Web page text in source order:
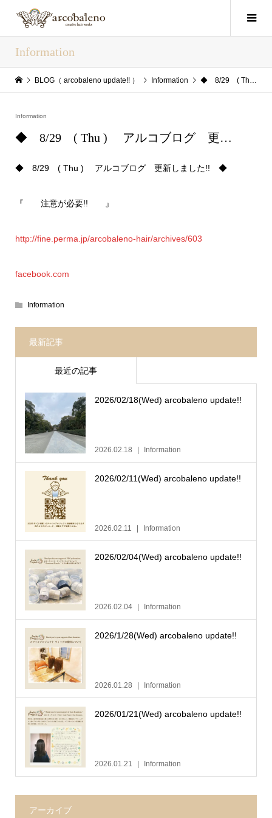
Information
BLOG（ arcobaleno update!! ） Information ◆ 8/29 ( Thu ) アルコブログ 更…
Information
◆ 8/29 ( Thu ) アルコブログ 更…
◆ 8/29 ( Thu ) アルコブログ 更新しました!! ◆
『 注意が必要!! 』
http://fine.perma.jp/arcobaleno-hair/archives/603
facebook.com
Information
最新記事
最近の記事
2026/02/18(Wed) arcobaleno update!!
2026.02.18 Information
2026/02/11(Wed) arcobaleno update!!
2026.02.11 Information
2026/02/04(Wed) arcobaleno update!!
2026.02.04 Information
2026/1/28(Wed) arcobaleno update!!
2026.01.28 Information
2026/01/21(Wed) arcobaleno update!!
2026.01.21 Information
アーカイブ